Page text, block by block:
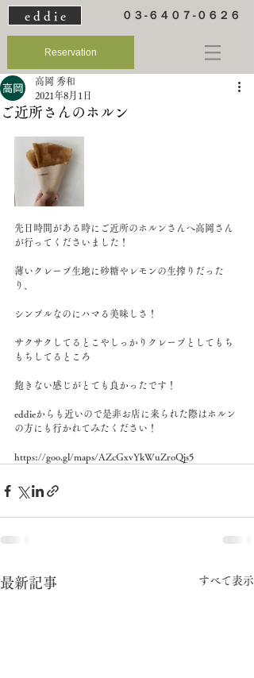
e d d i e ０３-６４０７-０６２６
Reservation
ご近所さんのホルン
高岡 秀和
2021年8月1日
先日時間がある時にご近所のホルンさんへ高岡さん
が行ってくださいました！
薄いクレープ生地に砂糖やレモンの生搾りだった
り、
シンプルなのにハマる美味しさ！
サクサクしてるとこやしっかりクレープとしてもち
もちしてるところ
飽きない感じがとても良かったです！
eddieからも近いので是非お店に来られた際はホルン
の方にも行かれてみたください！
https://goo.gl/maps/AZcGxvYkWuZroQjs5
最新記事 すべて表示